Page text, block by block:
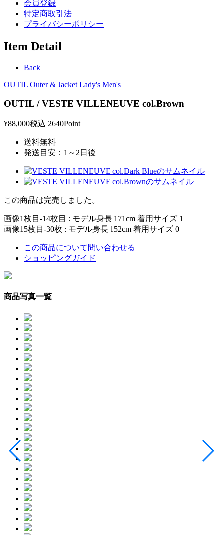
会員登録
特定商取引法
プライバシーポリシー
Item Detail
Back
OUTIL Outer & Jacket Lady's Men's
OUTIL / VESTE VILLENEUVE col.Brown
¥88,000税込 2640Point
送料無料
発送目安：1～2日後
この商品は完売しました。
画像1枚目-14枚目 : モデル身長 171cm 着用サイズ 1
画像15枚目-30枚 : モデル身長 152cm 着用サイズ 0
この商品について問い合わせる
ショッピングガイド
商品写真一覧